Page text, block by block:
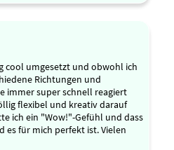
cool umgesetzt und obwohl ich
Richtungen und
immer super schnell reagiert
flexibel und kreativ darauf
ich ein "Wow!"-Gefühl und dass
es für mich perfekt ist. Vielen